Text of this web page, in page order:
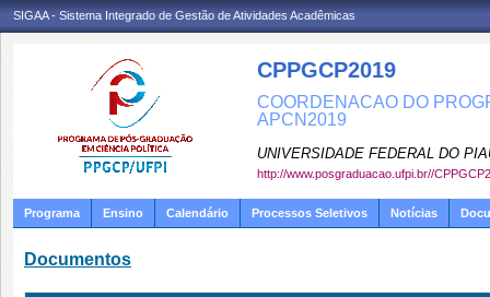
SIGAA - Sistema Integrado de Gestão de Atividades Acadêmicas
CPPGCP2019
COORDENACAO DO
APCN2019
UNIVERSIDADE FEDERAL DO
http://www.posgraduacao.ufpi.br//
Programa Ensino Calendário Processos Seletivos Notícias
Documentos